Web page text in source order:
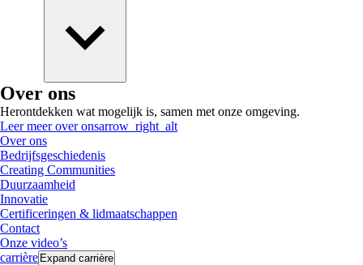
Over ons
Herontdekken wat mogelijk is, samen met onze omgeving.
Leer meer over onsarrow_right_alt
Over ons
Bedrijfsgeschiedenis
Creating Communities
Duurzaamheid
Innovatie
Certificeringen & lidmaatschappen
Contact
Onze video’s
carrière Expand carrière